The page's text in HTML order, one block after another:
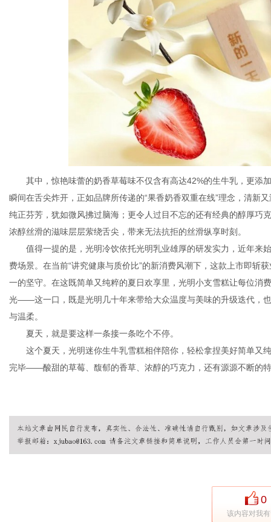
其中，惊艳味蕾的奶香草莓味不仅含有高达42%的生牛乳，更添
瞬间在舌尖炸开，正如品牌所传递的“果香奶香双重在线”理念，清新
纯正芬芳，犹如微风拂过脑海；更令人过目不忘的还有经典的醇厚巧
浓醇丝滑的滋味层层萦绕舌尖，带来无法抗拒的丝滑纵享时刻。
值得一提的是，光明冷饮依托光明乳业雄厚的研发实力，近年来
费场景。在当前“讲究健康与质价比”的新消费风潮下，这款上市即斩
一的坚守。在这既简单又纯粹的夏日欢享里，光明小支雪糕让每位消
光——这一口，既是光明几十年来带给大众温度与美味的升级迭代，
与温柔。
夏天，就是要这样一条接一条吃个不停。
这个夏天，光明迷你生牛乳雪糕相伴陪你，轻松拿捏美好简单又
完毕——酸甜的草莓、馥郁的香草、浓醇的巧克力，还有源源不断的
0
该内容对我